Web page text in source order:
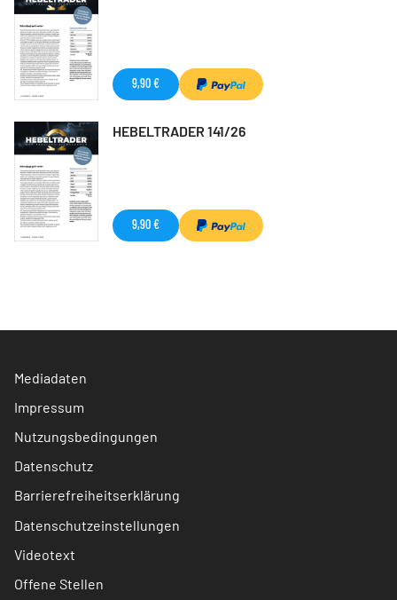
9,90 €
HEBELTRADER 141/26
9,90 €
Mediadaten
Impressum
Nutzungsbedingungen
Datenschutz
Barrierefreiheitserklärung
Datenschutzeinstellungen
Videotext
Offene Stellen